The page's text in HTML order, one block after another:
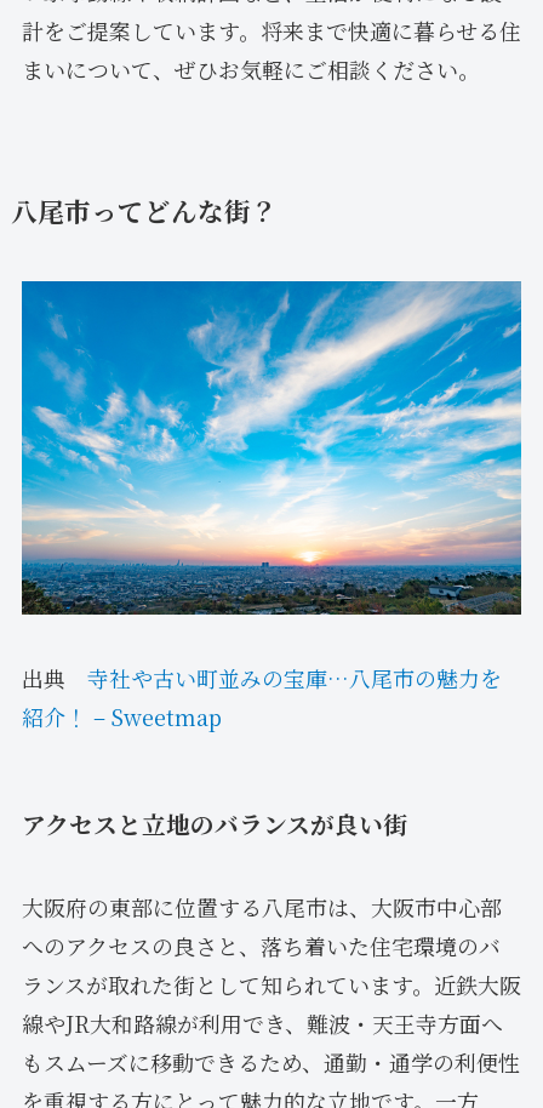
計をご提案しています。将来まで快適に暮らせる住
まいについて、ぜひお気軽にご相談ください。
八尾市ってどんな街？
出典 寺社や古い町並みの宝庫…八尾市の魅力を
紹介！ – Sweetmap
アクセスと立地のバランスが良い街
大阪府の東部に位置する八尾市は、大阪市中心部
へのアクセスの良さと、落ち着いた住宅環境のバ
ランスが取れた街として知られています。近鉄大阪
線やJR大和路線が利用でき、難波・天王寺方面へ
もスムーズに移動できるため、通勤・通学の利便性
を重視する方にとって魅力的な立地です。一方